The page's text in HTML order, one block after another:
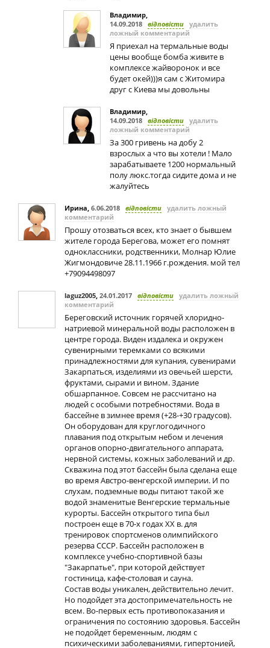
Владимир,
14.09.2018 відповісти удалить
ложный комментарий
Я приехал на термальные воды
цены вообще бомба живите в
комплексе жайворонок и все
будет окей)))я сам с Житомира
друг с Киева мы довольны
Владимир,
14.09.2018 відповісти удалить
ложный комментарий
За 300 гривень на добу 2
взрослых а что вы хотели ! Мало
зарабатываете 1200 нормальный
полу люкс.тогда сидите дома и не
жалуйтесь
Ирина, 6.06.2018 відповісти удалить ложный
комментарий
Прошу отозваться всех, кто знает о бывшем
жителе города Берегова, может его помнят
одноклассники, родственники, Молнар Юлие
Жигмондовиче 28.11.1966 г.рождения. мой тел
+79094498097
laguz2005, 24.01.2017 відповісти удалить ложный
комментарий
Береговский источник горячей хлоридно-
натриевой минеральной воды расположен в
центре города. Виден издалека и окружен
сувенирными теремками со всякими
принадлежностями для купания, сувенирами
Закарпаться, изделиями из овечьей шерсти,
фруктами, сырами и вином. Здание
обшарпанное. Совсем не рассчитано на
людей с особыми потребностями. Вода в
бассейне в зимнее время (+28-+30 градусов).
Он оборудован для круглогодичного
плавания под открытым небом и лечения
органов опорно-двигательного аппарата,
нервной системы, кожных заболеваний и др.
Скважина под этот бассейн была сделана еще
во время Австро-венгерской империи. И по
слухам, подземные воды питают такой же
водой знаменитые Венгерские термальные
курорты. Бассейн открытого типа был
построен еще в 70-х годах ХХ в. для
тренировок спортсменов олимпийского
резерва СССР. Бассейн расположен в
комплексе учебно-спортивной базы
"Закарпатье", при которой действует
гостиница, кафе-столовая и сауна.
Состав воды уникален, действительно лечит.
Но подойдет эта достопримечательность не
всем. Во-первых есть противопоказания и
ограничения по состоянию здоровья. Бассейн
не подойдет беременным, людям с
психическими заболеваниями, гипертонией,